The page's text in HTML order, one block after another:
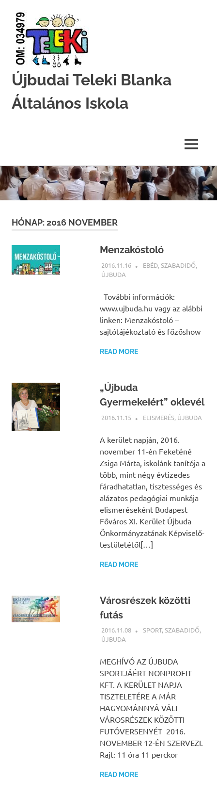
Skip
to
content
Újbudai Teleki Blanka
Általános Iskola
MENU
HÓNAP:2016 NOVEMBER
Menzakóstoló
2016.11.16 NBEA
EBÉD,SZABADIDŐ,
ÚJBUDA
További információk:
www.ujbuda.hu vagy az alábbi
linken: Menzakóstoló –
sajtótájékoztató és főzőshow
READ MORE
„Újbuda
Gyermekeiért” oklevél
2016.11.15 NBEA
ELISMERÉS, ÚJBUDA
A kerület napján, 2016.
november 11-én Feketéné
Zsiga Márta, iskolánk tanítója a
több, mint négy évtizedes
fáradhatatlan, tisztességes és
alázatos pedagógiai munkája
elismeréseként Budapest
Főváros XI. Kerület Újbuda
Önkormányzatának Képviselő-
testületétől[…]
READ MORE
Városrészek közötti
futás
2016.11.08 NBEA
SPORT,SZABADIDŐ,
ÚJBUDA
MEGHÍVÓ AZ ÚJBUDA
SPORTJÁÉRT NONPROFIT
KFT. A KERÜLET NAPJA
TISZTELETÉRE A MÁR
HAGYOMÁNNYÁ VÁLT
VÁROSRÉSZEK KÖZÖTTI
FUTÓVERSENYÉT 2016.
NOVEMBER 12-ÉN SZERVEZI.
Rajt: 11 óra 11 perckor
READ MORE